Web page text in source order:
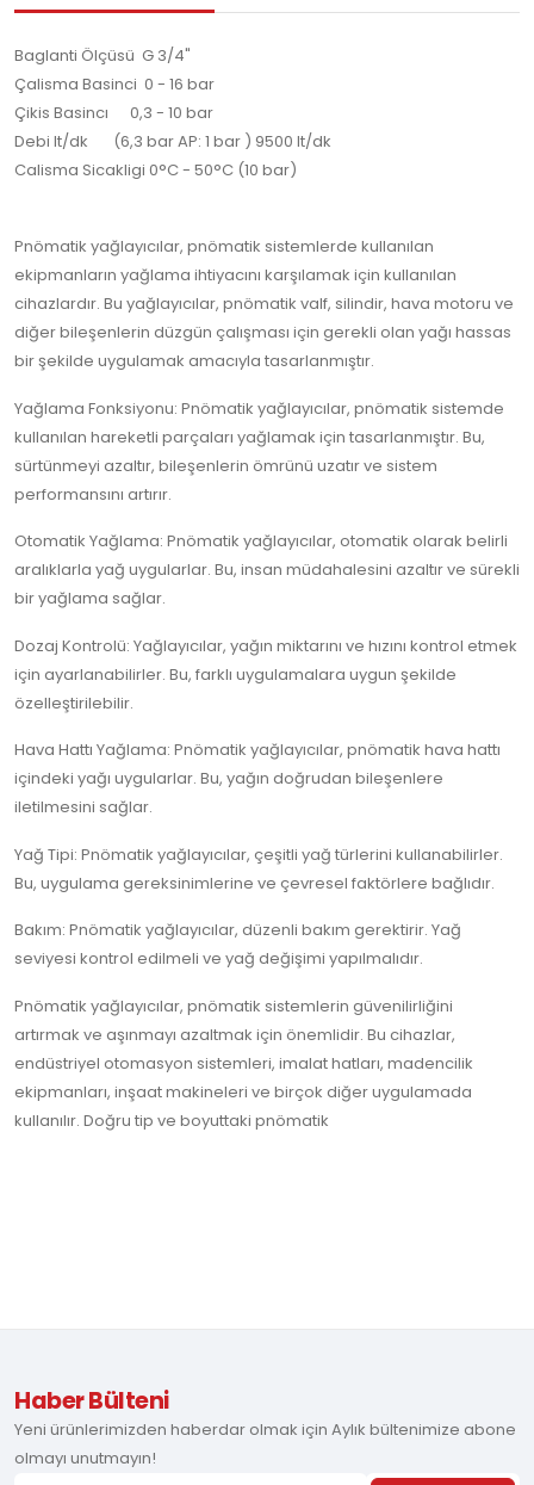
Baglanti Ölçüsü G 3/4"
Çalisma Basinci 0 - 16 bar
Çikis Basincı 0,3 - 10 bar
Debi lt/dk (6,3 bar AP: 1 bar ) 9500 It/dk
Calisma Sicakligi 0°C - 50°C (10 bar)
Pnömatik yağlayıcılar, pnömatik sistemlerde kullanılan
ekipmanların yağlama ihtiyacını karşılamak için kullanılan
cihazlardır. Bu yağlayıcılar, pnömatik valf, silindir, hava motoru ve
diğer bileşenlerin düzgün çalışması için gerekli olan yağı hassas
bir şekilde uygulamak amacıyla tasarlanmıştır.
Yağlama Fonksiyonu: Pnömatik yağlayıcılar, pnömatik sistemde
kullanılan hareketli parçaları yağlamak için tasarlanmıştır. Bu,
sürtünmeyi azaltır, bileşenlerin ömrünü uzatır ve sistem
performansını artırır.
Otomatik Yağlama: Pnömatik yağlayıcılar, otomatik olarak belirli
aralıklarla yağ uygularlar. Bu, insan müdahalesini azaltır ve sürekli
bir yağlama sağlar.
Dozaj Kontrolü: Yağlayıcılar, yağın miktarını ve hızını kontrol etmek
için ayarlanabilirler. Bu, farklı uygulamalara uygun şekilde
özelleştirilebilir.
Hava Hattı Yağlama: Pnömatik yağlayıcılar, pnömatik hava hattı
içindeki yağı uygularlar. Bu, yağın doğrudan bileşenlere
iletilmesini sağlar.
Yağ Tipi: Pnömatik yağlayıcılar, çeşitli yağ türlerini kullanabilirler.
Bu, uygulama gereksinimlerine ve çevresel faktörlere bağlıdır.
Bakım: Pnömatik yağlayıcılar, düzenli bakım gerektirir. Yağ
seviyesi kontrol edilmeli ve yağ değişimi yapılmalıdır.
Pnömatik yağlayıcılar, pnömatik sistemlerin güvenilirliğini
artırmak ve aşınmayı azaltmak için önemlidir. Bu cihazlar,
endüstriyel otomasyon sistemleri, imalat hatları, madencilik
ekipmanları, inşaat makineleri ve birçok diğer uygulamada
kullanılır. Doğru tip ve boyuttaki pnömatik
Haber Bülteni
Yeni ürünlerimizden haberdar olmak için Aylık bültenimize abone
olmayı unutmayın!